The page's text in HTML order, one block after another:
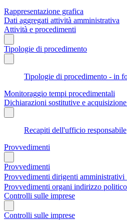
Rappresentazione grafica
Dati aggregati attività amministrativa
Attività e procedimenti
Tipologie di procedimento
Tipologie di procedimento - in
Monitoraggio tempi procedimentali
Dichiarazioni sostitutive e
Recapiti dell'ufficio responsabile
Provvedimenti
Provvedimenti
Provvedimenti dirigenti amministrativi
Provvedimenti organi indirizzo politico
Controlli sulle imprese
Controlli sulle imprese